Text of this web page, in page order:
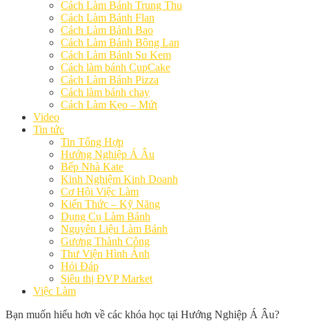
Cách Làm Bánh Trung Thu
Cách Làm Bánh Flan
Cách Làm Bánh Bao
Cách Làm Bánh Bông Lan
Cách Làm Bánh Su Kem
Cách làm bánh CupCake
Cách Làm Bánh Pizza
Cách làm bánh chay
Cách Làm Kẹo – Mứt
Video
Tin tức
Tin Tổng Hợp
Hướng Nghiệp Á Âu
Bếp Nhà Kate
Kinh Nghiệm Kinh Doanh
Cơ Hội Việc Làm
Kiến Thức – Kỹ Năng
Dụng Cụ Làm Bánh
Nguyên Liệu Làm Bánh
Gương Thành Công
Thư Viện Hình Ảnh
Hỏi Đáp
Siêu thị ĐVP Market
Việc Làm
Bạn muốn hiểu hơn về các khóa học tại Hướng Nghiệp Á Âu?